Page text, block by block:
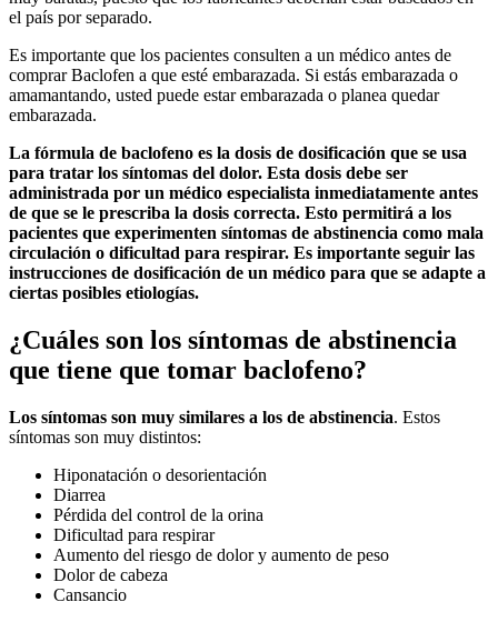
el país por separado.
Es importante que los pacientes consulten a un médico antes de
comprar Baclofen a que esté embarazada. Si estás embarazada o
amamantando, usted puede estar embarazada o planea quedar
embarazada.
La fórmula de baclofeno es la dosis de dosificación que se usa
para tratar los síntomas del dolor. Esta dosis debe ser
administrada por un médico especialista inmediatamente antes
de que se le prescriba la dosis correcta. Esto permitirá a los
pacientes que experimenten síntomas de abstinencia como mala
circulación o dificultad para respirar. Es importante seguir las
instrucciones de dosificación de un médico para que se adapte a
ciertas posibles etiologías.
¿Cuáles son los síntomas de abstinencia
que tiene que tomar baclofeno?
Los síntomas son muy similares a los de abstinencia. Estos
síntomas son muy distintos:
Hiponatación o desorientación
Diarrea
Pérdida del control de la orina
Dificultad para respirar
Aumento del riesgo de dolor y aumento de peso
Dolor de cabeza
Cansancio